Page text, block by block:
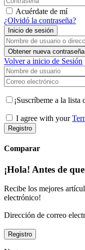
Acuérdate de mí
¿Olvidó la contraseña?
Inicio de sesión
Nombre de usuario o
Obtener nueva contraseña
Volver a inicio de Sesión
Nombre de usuario
Correo electrónico
¡Suscríbeme a la lista
I agree with your
Registro
Comparar
¡Hola! Antes de
Recibe los mejores
electrónico!
Dirección de correo